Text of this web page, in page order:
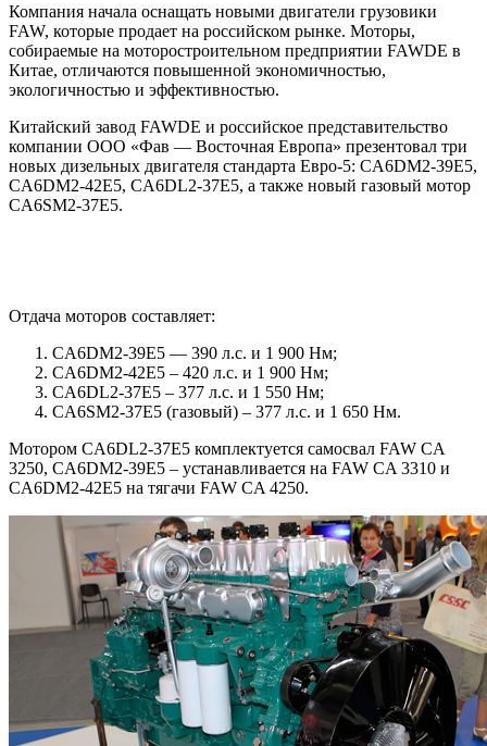
Компания начала оснащать новыми двигатели грузовики
FAW, которые продает на российском рынке. Моторы,
собираемые на моторостроительном предприятии FAWDE в
Китае, отличаются повышенной экономичностью,
экологичностью и эффективностью.
Китайский завод FAWDE и российское представительство
компании ООО «Фав — Восточная Европа» презентовал три
новых дизельных двигателя стандарта Евро-5: CA6DM2-39E5,
CA6DM2-42E5, CA6DL2-37E5, а также новый газовый мотор
CA6SM2-37E5.
Отдача моторов составляет:
CA6DM2-39E5 — 390 л.с. и 1 900 Нм;
CA6DM2-42E5 – 420 л.с. и 1 900 Нм;
CA6DL2-37E5 – 377 л.с. и 1 550 Нм;
CA6SM2-37E5 (газовый) – 377 л.с. и 1 650 Нм.
Мотором CA6DL2-37E5 комплектуется самосвал FAW CA
3250, CA6DM2-39E5 – устанавливается на FAW CA 3310 и
CA6DM2-42E5 на тягачи FAW CA 4250.